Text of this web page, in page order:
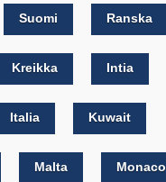
Suomi Ranska
Kreikka Intia
Italia Kuwait
Malta Monaco